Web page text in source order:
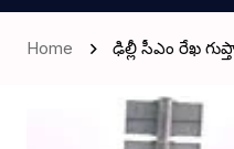
Home ఢిల్లీ సీఎం రేఖ